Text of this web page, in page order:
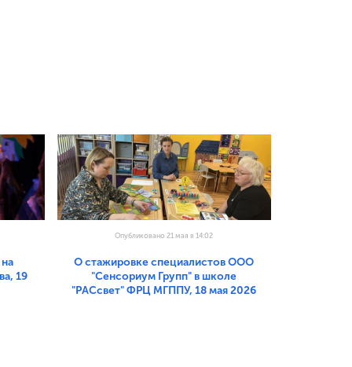
19
Опубликовано 21 мая в 14:02
О стажировке специалистов ООО
"Сенсориум Групп" в школе
"РАСсвет" ФРЦ МГППУ, 18 мая 2026